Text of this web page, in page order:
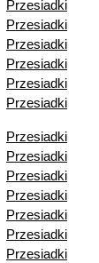
Przesiadki
Przesiadki
Przesiadki
Przesiadki
Przesiadki
Przesiadki
Przesiadki
Przesiadki
Przesiadki
Przesiadki
Przesiadki
Przesiadki
Przesiadki